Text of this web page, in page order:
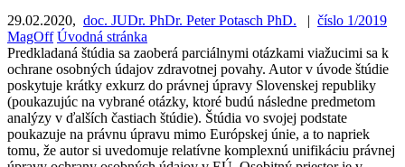
29.02.2020, doc. JUDr. PhDr. Peter Potasch PhD. | číslo 1/2019
MagOff Úvodná stránka
Predkladaná štúdia sa zaoberá parciálnymi otázkami viažucimi sa k
ochrane osobných údajov zdravotnej povahy. Autor v úvode štúdie
poskytuje krátky exkurz do právnej úpravy Slovenskej republiky
(poukazujúc na vybrané otázky, ktoré budú následne predmetom
analýzy v ďalších častiach štúdie). Štúdia vo svojej podstate
poukazuje na právnu úpravu mimo Európskej únie, a to napriek
tomu, že autor si uvedomuje relatívne komplexnú unifikáciu právnej